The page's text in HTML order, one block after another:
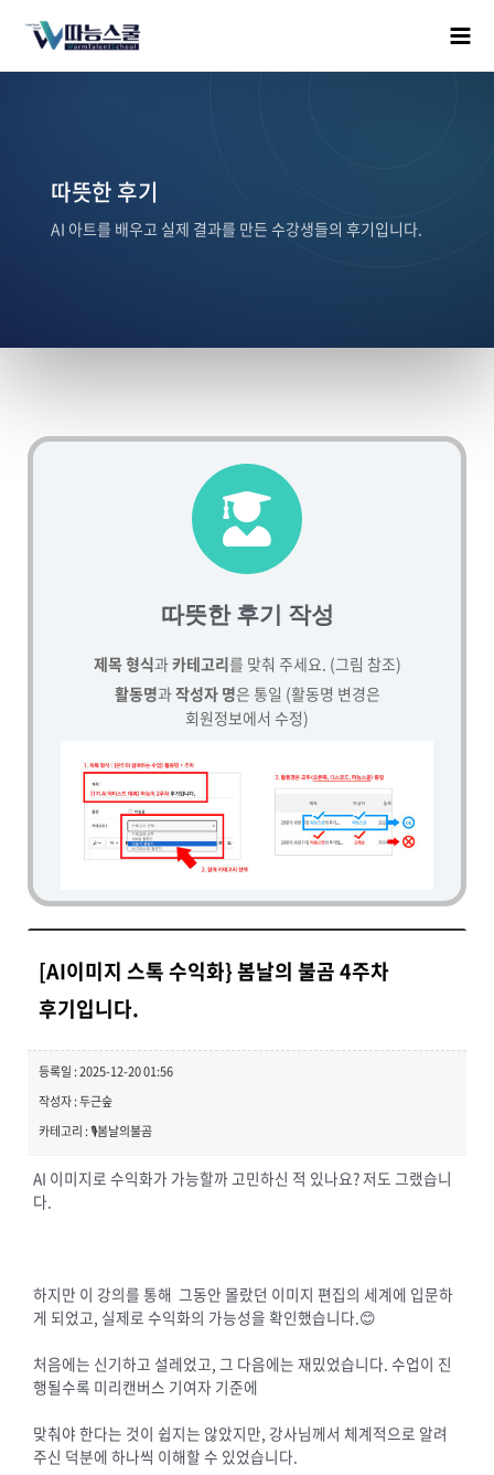
따뜻한 후기
AI 아트를 배우고 실제 결과를 만든 수강생들의 후기입니다.
따뜻한 후기 작성
제목 형식과카테고리를 맞춰 주세요. (그림 참조)
활동명과작성자 명은 통일 (활동명 변경은
회원정보에서 수정)
[AI이미지 스톡 수익화} 봄날의 불곰 4주차
후기입니다.
등록일 : 2025-12-20 01:56
작성자 : 두근숲
카테고리 : 🎙️봄날의불곰
AI 이미지로 수익화가 가능할까 고민하신 적 있나요? 저도 그랬습니
다.
하지만 이 강의를 통해 그동안 몰랐던 이미지 편집의 세계에 입문하
게 되었고, 실제로 수익화의 가능성을 확인했습니다.😊
처음에는 신기하고 설레었고, 그 다음에는 재밌었습니다. 수업이 진
행될수록 미리캔버스 기여자 기준에
맞춰야 한다는 것이 쉽지는 않았지만, 강사님께서 체계적으로 알려
주신 덕분에 하나씩 이해할 수 있었습니다.